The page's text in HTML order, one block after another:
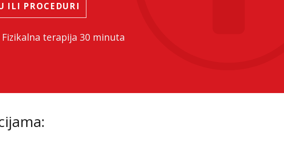
ILI PROCEDURI
Fizikalna terapija 30 minuta